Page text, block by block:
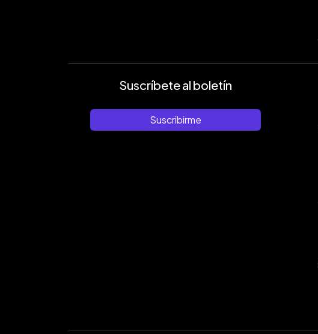
Suscríbete al boletín
Suscribirme